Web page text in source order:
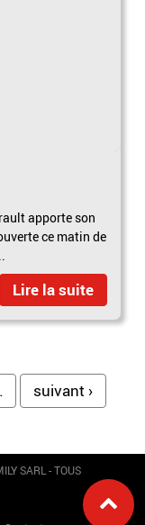
apporte son
ce matin de
Lire la suite
suivant ›
SARL - TOUS